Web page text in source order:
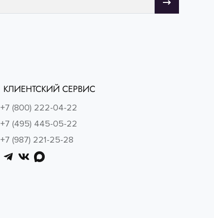
КЛИЕНТСКИЙ СЕРВИС
+7 (800) 222-04-22
+7 (495) 445-05-22
+7 (987) 221-25-28